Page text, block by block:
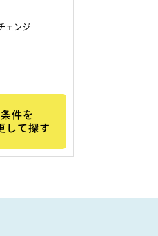
ェンジ
条件を
して探す